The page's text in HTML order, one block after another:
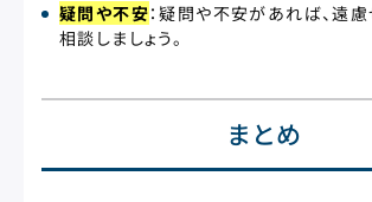
疑問や不安：疑問や不安があれば、遠
相談しましょう。
まとめ